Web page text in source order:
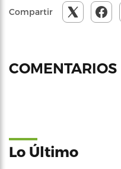
Compartir
COMENTARIOS
Lo Último